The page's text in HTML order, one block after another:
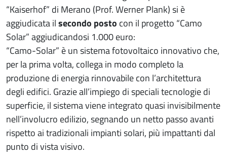
“Kaiserhof” di Merano (Prof. Werner Plank) si è
aggiudicata ilsecondo posto con il progetto “Camo
Solar” aggiudicandosi 1.000 euro:
“Camo-Solar” è un sistema fotovoltaico innovativo che,
per la prima volta, collega in modo completo la
produzione di energia rinnovabile con l’architettura
degli edifici. Grazie all’impiego di speciali tecnologie di
superficie, il sistema viene integrato quasi invisibilmente
nell’involucro edilizio, segnando un netto passo avanti
rispetto ai tradizionali impianti solari, più impattanti dal
punto di vista visivo.